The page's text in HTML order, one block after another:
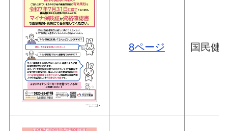
8ページ 国民健